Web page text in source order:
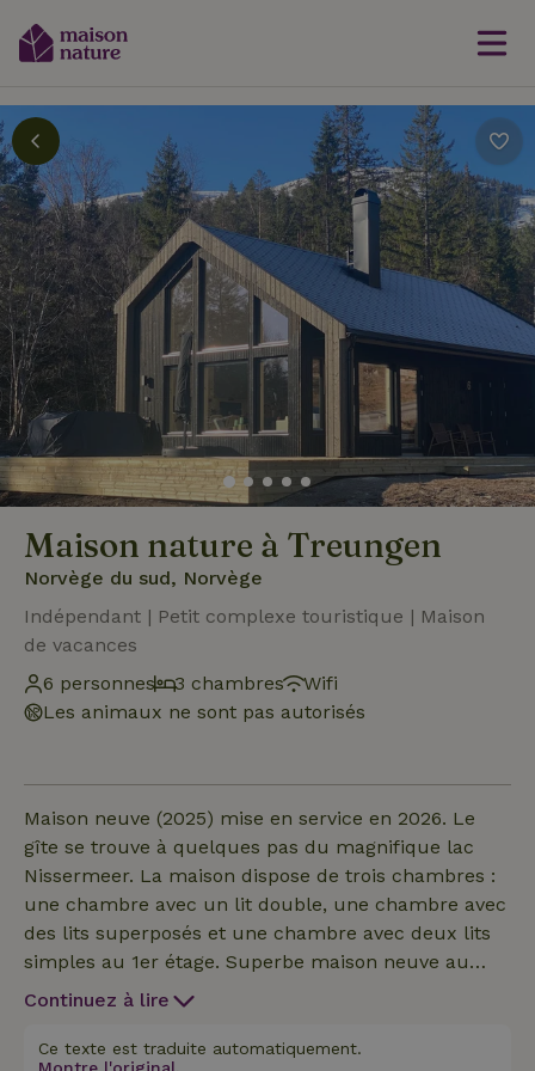
Maison nature à Treungen
Norvège du sud, Norvège
Indépendant | Petit complexe touristique | Maison
de vacances
6 personnes
3 chambres
Wifi
Les animaux ne sont pas autorisés
Maison neuve (2025) mise en service en 2026. Le
gîte se trouve à quelques pas du magnifique lac
Nissermeer. La maison dispose de trois chambres :
une chambre avec un lit double, une chambre avec
des lits superposés et une chambre avec deux lits
simples au 1er étage. Superbe maison neuve au
design moderne dans le sud de la Norvège
heures de route de Kristiansand et est facilement
Continuez à lire
Ce texte est traduite automatiquement.